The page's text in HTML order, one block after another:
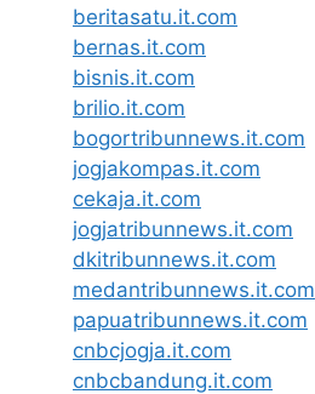
beritasatu.it.com
bernas.it.com
bisnis.it.com
brilio.it.com
bogortribunnews.it.com
jogjakompas.it.com
cekaja.it.com
jogjatribunnews.it.com
dkitribunnews.it.com
medantribunnews.it.com
papuatribunnews.it.com
cnbcjogja.it.com
cnbcbandung.it.com